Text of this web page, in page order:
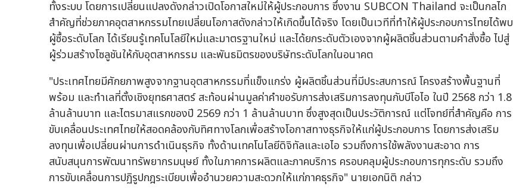
ทั้งระบบ โดยการเปลี่ยนแปลงดังกล่าวเปิดโอกาสใหม่ให้ผู้ประกอบการ ซึ่งงาน SUBCON Thailand จะเป็นกลไก
สำคัญที่ช่วยภาคอุตสาหกรรมไทยเปลี่ยนโอกาสดังกล่าวให้เกิดขึ้นได้จริง โดยเป็นเวทีที่ทำให้ผู้ประกอบการไทยได้พบ
ผู้ซื้อระดับโลก ได้เรียนรู้เทคโนโลยีใหม่และมาตรฐานใหม่ และได้ยกระดับตัวเองจากผู้ผลิตชิ้นส่วนตามคำสั่งซื้อ ไปสู่
ผู้ร่วมสร้างโซลูชันให้กับอุตสาหกรรม และพันธมิตรของบริษัทระดับโลกในอนาคต
"ประเทศไทยมีศักยภาพสูงจากฐานอุตสาหกรรมที่แข็งแกร่ง ผู้ผลิตชิ้นส่วนที่มีประสบการณ์ โครงสร้างพื้นฐานที่
พร้อม และทำเลที่ตั้งเชิงยุทธศาสตร์ สะท้อนผ่านมูลค่าคำขอรับการส่งเสริมการลงทุนกับบีโอไอ ในปี 2568 กว่า 1.8
ล้านล้านบาท และไตรมาสแรกของปี 2569 กว่า 1 ล้านล้านบาท ซึ่งสูงสุดเป็นประวัติการณ์ แต่โจทย์ที่สำคัญคือ การ
ขับเคลื่อนประเทศไทยให้สอดคล้องกับทิศทางโลกเพื่อสร้างโอกาสทางธุรกิจให้แก่ผู้ประกอบการ โดยการส่งเสริม
ลงทุนเพื่อเปลี่ยนผ่านการดำเนินธุรกิจ ทั้งด้านเทคโนโลยีดิจิทัลและเอไอ รวมถึงการใช้พลังงานสะอาด การ
สนับสนุนการพัฒนาทรัพยากรมนุษย์ ทั้งในภาคการผลิตและภาคบริการ ครอบคลุมผู้ประกอบการทุกระดับ รวมถึง
การขับเคลื่อนการปฏิรูปกฎระเบียบเพื่ออำนวยความสะดวกให้แก่ภาคธุรกิจ" นายเอกนิติ กล่าว